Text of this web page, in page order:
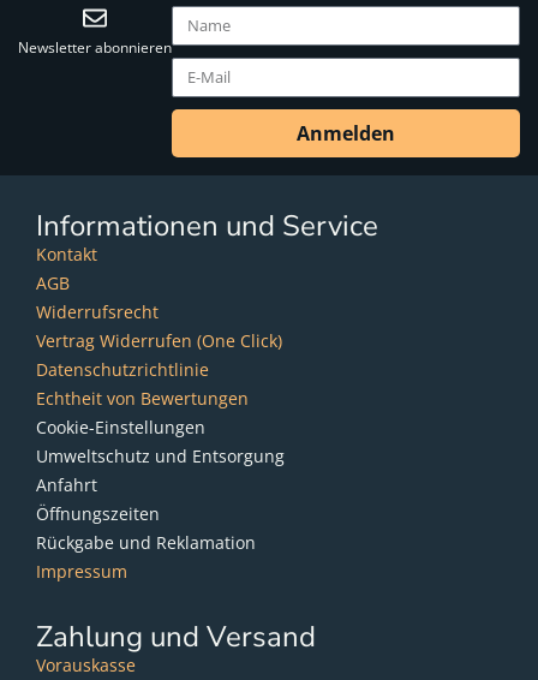
Newsletter abonnieren
Anmelden
Informationen und Service
Kontakt
AGB
Widerrufsrecht
Vertrag Widerrufen (One Click)
Datenschutzrichtlinie
Echtheit von Bewertungen
Cookie-Einstellungen
Umweltschutz und Entsorgung
Anfahrt
Öffnungszeiten
Rückgabe und Reklamation
Impressum
Zahlung und Versand
Vorauskasse